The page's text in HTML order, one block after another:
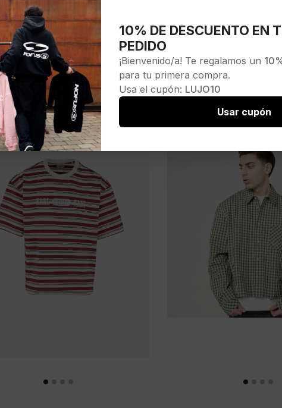
10% DE DESCUENTO EN
PEDIDO
¡Bienvenido/a! Te regalamos un
para tu primera compra.
Usa el cupón: LUJO10
Usar cupón